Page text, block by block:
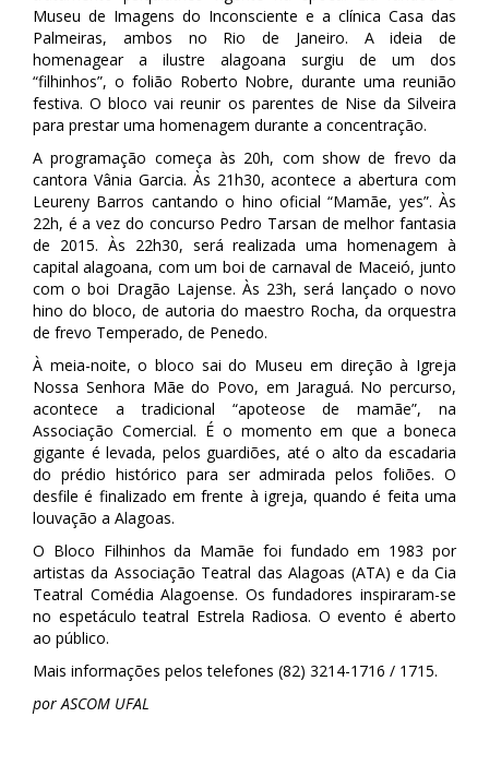
Museu de Imagens do Inconsciente e a clínica Casa das
Palmeiras, ambos no Rio de Janeiro. A ideia de
homenagear a ilustre alagoana surgiu de um dos
“filhinhos”, o folião Roberto Nobre, durante uma reunião
festiva. O bloco vai reunir os parentes de Nise da Silveira
para prestar uma homenagem durante a concentração.
A programação começa às 20h, com show de frevo da
cantora Vânia Garcia. Às 21h30, acontece a abertura com
Leureny Barros cantando o hino oficial “Mamãe, yes”. Às
22h, é a vez do concurso Pedro Tarsan de melhor fantasia
de 2015. Às 22h30, será realizada uma homenagem à
capital alagoana, com um boi de carnaval de Maceió, junto
com o boi Dragão Lajense. Às 23h, será lançado o novo
hino do bloco, de autoria do maestro Rocha, da orquestra
de frevo Temperado, de Penedo.
À meia-noite, o bloco sai do Museu em direção à Igreja
Nossa Senhora Mãe do Povo, em Jaraguá. No percurso,
acontece a tradicional “apoteose de mamãe”, na
Associação Comercial. É o momento em que a boneca
gigante é levada, pelos guardiões, até o alto da escadaria
do prédio histórico para ser admirada pelos foliões. O
desfile é finalizado em frente à igreja, quando é feita uma
louvação a Alagoas.
O Bloco Filhinhos da Mamãe foi fundado em 1983 por
artistas da Associação Teatral das Alagoas (ATA) e da Cia
Teatral Comédia Alagoense. Os fundadores inspiraram-se
no espetáculo teatral Estrela Radiosa. O evento é aberto
ao público.
Mais informações pelos telefones (82) 3214-1716 / 1715.
por ASCOM UFAL